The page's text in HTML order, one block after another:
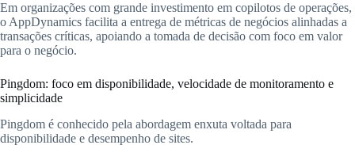
Em organizações com grande investimento em copilotos de operações,
o AppDynamics facilita a entrega de métricas de negócios alinhadas a
transações críticas, apoiando a tomada de decisão com foco em valor
para o negócio.
Pingdom: foco em disponibilidade, velocidade de monitoramento e
simplicidade
Pingdom é conhecido pela abordagem enxuta voltada para
disponibilidade e desempenho de sites.